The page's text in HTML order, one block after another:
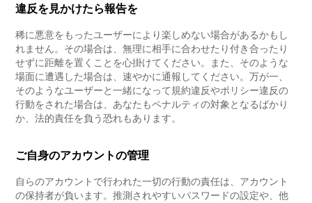
違反を見かけたら報告を
稀に悪意をもったユーザーにより楽しめない場合があるかもし
れません。その場合は、無理に相手に合わせたり付き合ったり
せずに距離を置くことを心掛けてください。また、そのような
場面に遭遇した場合は、速やかに通報してください。万が一、
そのようなユーザーと一緒になって規約違反やポリシー違反の
行動をされた場合は、あなたもペナルティの対象となるばかり
か、法的責任を負う恐れもあります。
ご自身のアカウントの管理
自らのアカウントで行われた一切の行動の責任は、アカウント
の保持者が負います。推測されやすいパスワードの設定や、他